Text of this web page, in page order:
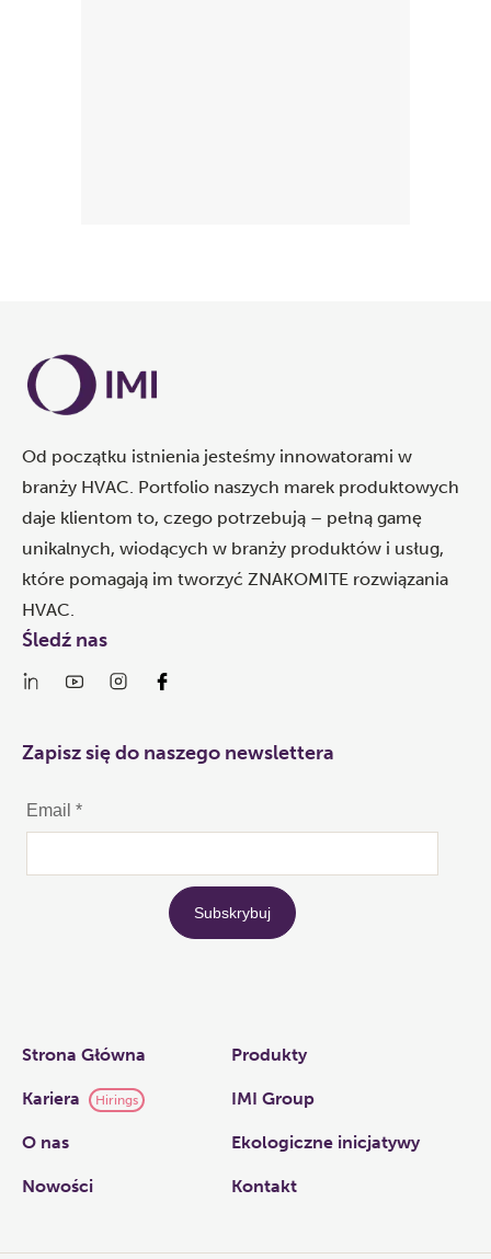
Od początku istnienia jesteśmy innowatorami w
branży HVAC. Portfolio naszych marek produktowych
daje klientom to, czego potrzebują – pełną gamę
unikalnych, wiodących w branży produktów i usług,
które pomagają im tworzyć ZNAKOMITE rozwiązania
HVAC.
Links
Strona Główna Produkty
Kariera Hirings IMI Group
O nas​ Ekologiczne inicjatywy
Nowości Kontakt
Śledź nas
Zapisz się do naszego newslettera